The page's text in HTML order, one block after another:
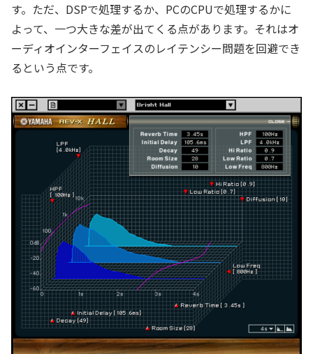
す。ただ、DSPで処理するか、PCのCPUで処理するかに
よって、一つ大きな差が出てくる点があります。それはオ
ーディオインターフェイスのレイテンシー問題を回避でき
るという点です。